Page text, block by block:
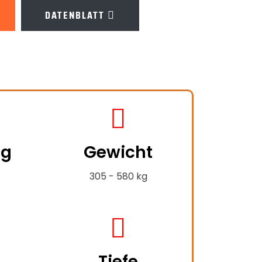
DATENBLATT
weight-
hanging
Gewicht
305 - 580 kg